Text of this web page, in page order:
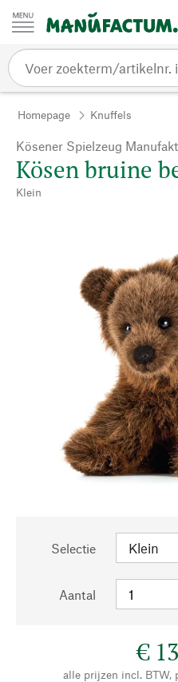
Passer au contenu
Homepage Knuffels
Kösener Spielzeug
Kösen bruine
Klein
Selectie
Aantal
€
alle prijzen incl. BTW,